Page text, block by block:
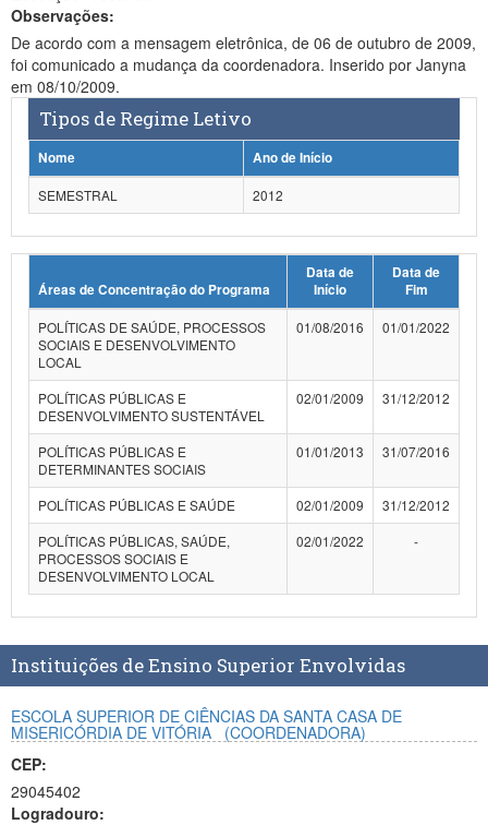
Ministério do Desenvolvimento Regional
Ministério da Mulher, da Família e dos Direitos Humanos
Secretaria-Geral
Planalto
Observações:
De acordo com a mensagem eletrônica, de 06 de outubro de 2009,
foi comunicado a mudança da coordenadora. Inserido por Janyna
em 08/10/2009.
Tipos de Regime Letivo
Nome
Ano de Início
SEMESTRAL
2012
Áreas de Concentração do Programa
Data de
Início
Data de
Fim
POLÍTICAS DE SAÚDE, PROCESSOS
SOCIAIS E DESENVOLVIMENTO
LOCAL
01/08/2016 01/01/2022
POLÍTICAS PÚBLICAS E
DESENVOLVIMENTO SUSTENTÁVEL
02/01/2009 31/12/2012
POLÍTICAS PÚBLICAS E
DETERMINANTES SOCIAIS
01/01/2013 31/07/2016
POLÍTICAS PÚBLICAS E SAÚDE 02/01/2009
31/12/2012
POLÍTICAS PÚBLICAS, SAÚDE,
PROCESSOS SOCIAIS E
DESENVOLVIMENTO LOCAL
02/01/2022 -
Instituições de Ensino Superior Envolvidas
ESCOLA SUPERIOR DE CIÊNCIAS DA SANTA CASA DE
MISERICÓRDIA DE VITÓRIA
(COORDENADORA)
CEP:
29045402
Logradouro: